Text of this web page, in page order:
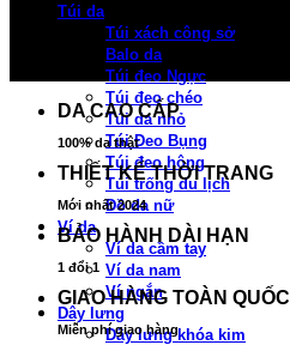
Túi da
Túi xách công sở
Balo da
Túi đeo Ngực
Túi đeo chéo
Túi da nhỏ
Túi Đeo Bụng
Túi đeo hông
Túi trống du lịch
Đồ da nữ
Ví da
Ví da cầm tay
Ví da nam
Ví ngắn
Dây lưng
Dây lưng khóa kim
DA CAO CẤP
100% da thật
THIẾT KẾ THỜI TRANG
Mới nhất 2024
BẢO HÀNH DÀI HẠN
1 đổi 1
GIAO HÀNG TOÀN QUỐC
Miễn phí giao hàng